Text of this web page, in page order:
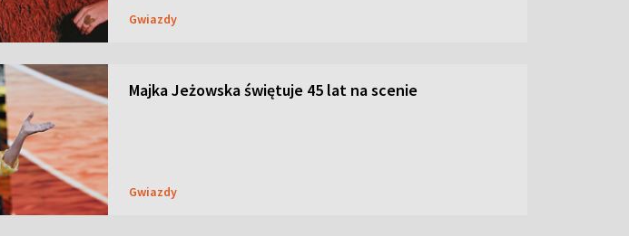
Gwiazdy
Majka Jeżowska świętuje 45 lat na scenie
Gwiazdy